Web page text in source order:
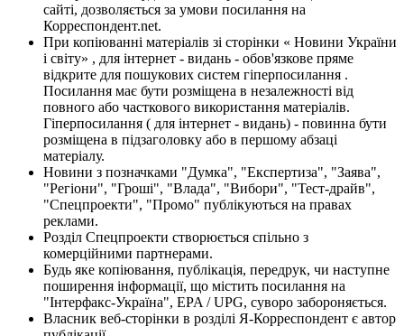
сайті, дозволяється за умови посилання на
Корреспондент.net.
При копіюванні матеріалів зі сторінки « Новини України
і світу» , для інтернет - видань - обов'язкове пряме
відкрите для пошукових систем гіперпосилання .
Посилання має бути розміщена в незалежності від
повного або часткового використання матеріалів.
Гіперпосилання ( для інтернет - видань) - повинна бути
розміщена в підзаголовку або в першому абзаці
матеріалу.
Новини з позначками "Думка", "Експертиза", "Заява",
"Регіони", "Гроші", "Влада", "Вибори", "Тест-драйв",
"Спецпроекти", "Промо" публікуються на правах
реклами.
Розділ Спецпроекти створюється спільно з
комерційними партнерами.
Будь яке копіювання, публікація, передрук, чи наступне
поширення інформації, що містить посилання на
"Інтерфакс-Україна", EPA / UPG, суворо забороняється.
Власник веб-сторінки в розділі Я-Корреспондент є автор